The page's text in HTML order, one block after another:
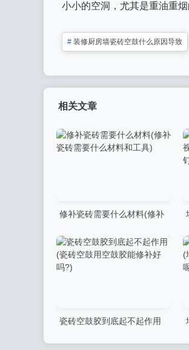
小小的空洞，尤其是重油重
# 装修厨房墙瓷砖空鼓什么原因导致
相关文章
修补瓷砖需要什么材料(修补
瓷砖空鼓胶到底起不起作用